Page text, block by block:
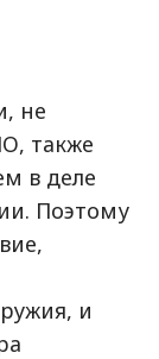
не
также
в деле
Поэтому
и